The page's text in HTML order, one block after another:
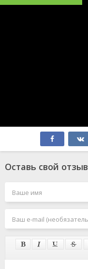
Оставь свой отзыв